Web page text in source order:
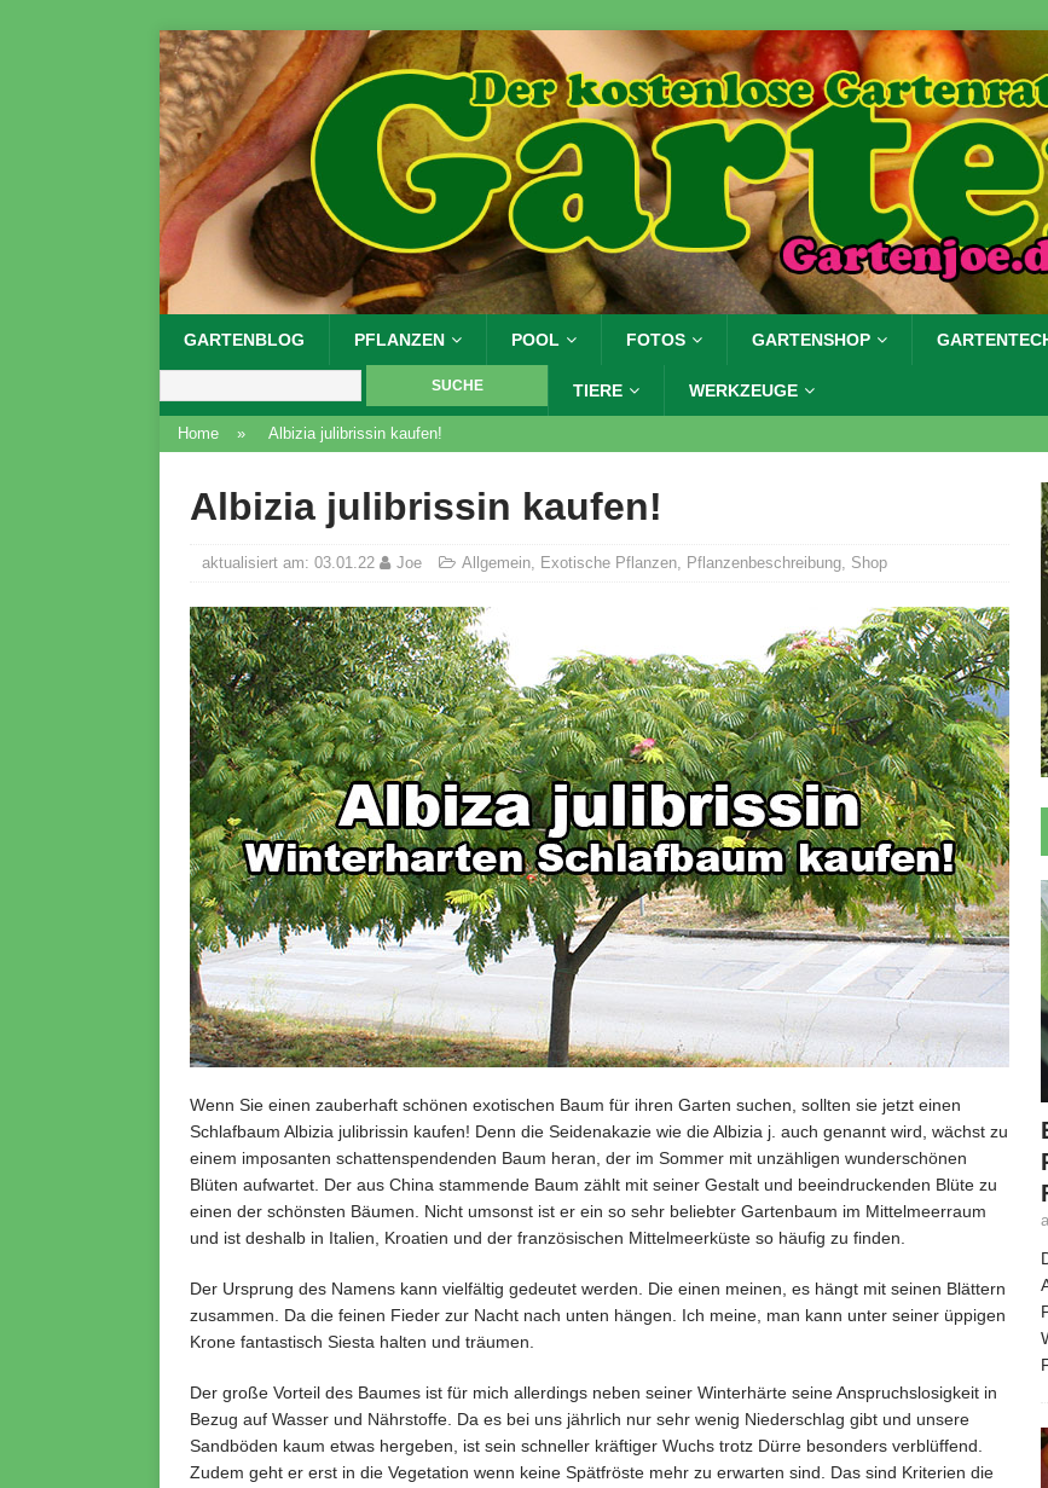
GARTENBLOG PFLANZEN POOL FOTOS GARTENSHOP
TIERE WERKZEUGE
Home » Albizia julibrissin kaufen!
Albizia julibrissin kaufen!
aktualisiert am: 03.01.22 Joe Allgemein, Exotische Pflanzen, Pflanzenbeschreibung, Shop
Wenn Sie einen zauberhaft schönen exotischen Baum für ihren Garten suchen, sollten sie jetzt einen
Schlafbaum Albizia julibrissin kaufen! Denn die Seidenakazie wie die Albizia j. auch genannt wird, wächst zu
einem imposanten schattenspendenden Baum heran, der im Sommer mit unzähligen wunderschönen
Blüten aufwartet. Der aus China stammende Baum zählt mit seiner Gestalt und beeindruckenden Blüte zu
einen der schönsten Bäumen. Nicht umsonst ist er ein so sehr beliebter Gartenbaum im Mittelmeerraum
und ist deshalb in Italien, Kroatien und der französischen Mittelmeerküste so häufig zu finden.
Der Ursprung des Namens kann vielfältig gedeutet werden. Die einen meinen, es hängt mit seinen Blättern
zusammen. Da die feinen Fieder zur Nacht nach unten hängen. Ich meine, man kann unter seiner üppigen
Krone fantastisch Siesta halten und träumen.
Der große Vorteil des Baumes ist für mich allerdings neben seiner Winterhärte seine Anspruchslosigkeit in
Bezug auf Wasser und Nährstoffe. Da es bei uns jährlich nur sehr wenig Niederschlag gibt und unsere
Sandböden kaum etwas hergeben, ist sein schneller kräftiger Wuchs trotz Dürre besonders verblüffend.
Zudem geht er erst in die Vegetation wenn keine Spätfröste mehr zu erwarten sind. Das sind Kriterien die